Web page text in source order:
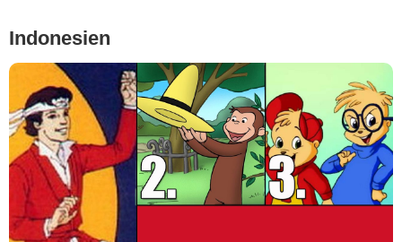
Indonesien